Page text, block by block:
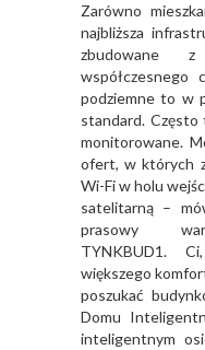
Zarówno
najbliższa
zbudowane
współczesnego
podziemne to w
standard. Często
monitorowane.
ofert, w których
Wi-Fi w holu
satelitarną –
prasowy
TYNKBUD1.
większego
poszukać
Domu
inteligentnym